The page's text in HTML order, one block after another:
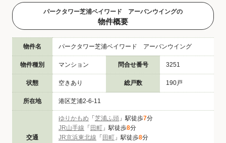
パークタワー芝浦ベイワード アーバンウイングの
物件概要
物件名 パークタワー芝浦ベイワード アーバンウイング
物件種別 マンション 問合せ番号 3251
状態 空きあり 総戸数 190戸
所在地 港区芝浦2-6-11
交通
ゆりかもめ 「 芝浦ふ頭 」駅徒歩7分
JR山手線 「 田町 」駅徒歩8分
JR京浜東北線 「 田町 」駅徒歩8分